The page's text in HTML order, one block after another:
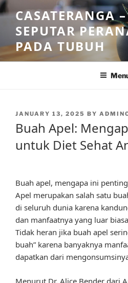
Skip
to
content
CASATERANGA
SEPUTAR
PADA TUBUH
POSTED
JANUARY 13, 2025 BY
Buah Apel:
untuk Diet Sehat
Buah apel, mengapa ini
Apel merupakan salah satu
di seluruh dunia karena
dan manfaatnya yang luar
Tidak heran jika buah apel
buah” karena banyaknya
dapatkan dari
Menurut Dr. Alice Bender dari